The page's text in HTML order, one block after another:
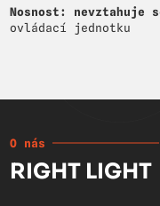
Nosnost: nevztahuje
ovládací jednotku
O nás
RIGHT LIGHT